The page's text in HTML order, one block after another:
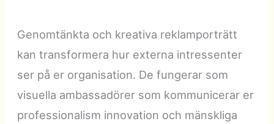
Genomtänkta och kreativa reklamporträtt
kan transformera hur externa intressenter
ser på er organisation. De fungerar som
visuella ambassadörer som kommunicerar er
professionalism innovation och mänskliga